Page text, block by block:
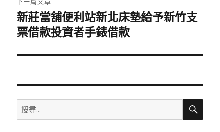
下
一
文
新莊當舖便利站新北床墊給予新竹支
票借款投資者手錶借款
搜
尋
搜